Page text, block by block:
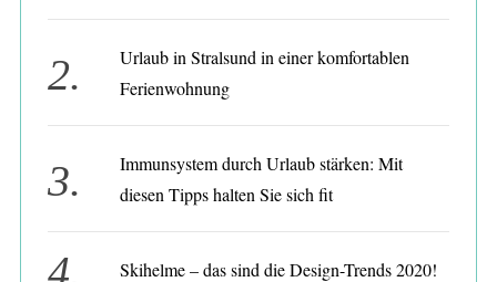
Urlaub in Stralsund in einer komfortablen
Ferienwohnung
Immunsystem durch Urlaub stärken: Mit
diesen Tipps halten Sie sich fit
Skihelme – das sind die Design-Trends 2020!
r